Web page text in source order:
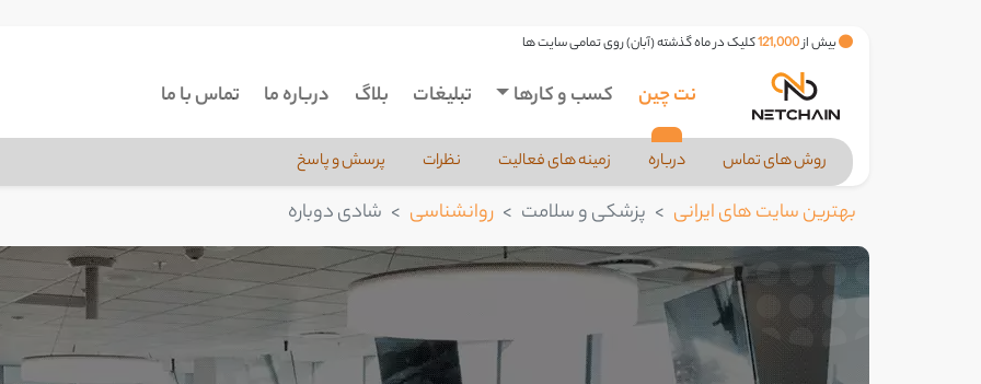
بیش از121,000کلیک در ماه گذشته (آبان) روی تمامی سایت ها
نت چین کسب و کارها تبلیغات بلاگ درباره ما تماس با ما
روش های تماس درباره زمینه های فعالیت نظرات پرسش و پاسخ
بهترین سایت های ایرانی پزشکی و سلامت روانشناسی شادی دوباره